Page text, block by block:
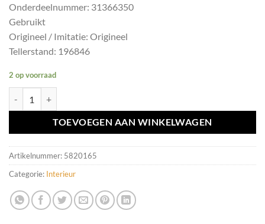
Onderdeelnummer: 31366350
Gebruikt
Origineel / Imitatie: Origineel
Tellerstand: 196846
2 op voorraad
TOEVOEGEN AAN WINKELWAGEN
Artikelnummer: 5820165
Categorie: Interieur